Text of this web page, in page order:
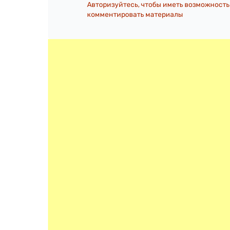
Авторизуйтесь, чтобы иметь возможность
комментировать материалы